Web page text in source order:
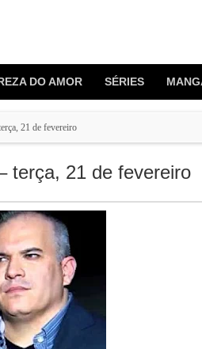
DO AMOR SÉRIES
21 de fevereiro
terça, 21 de fevereiro